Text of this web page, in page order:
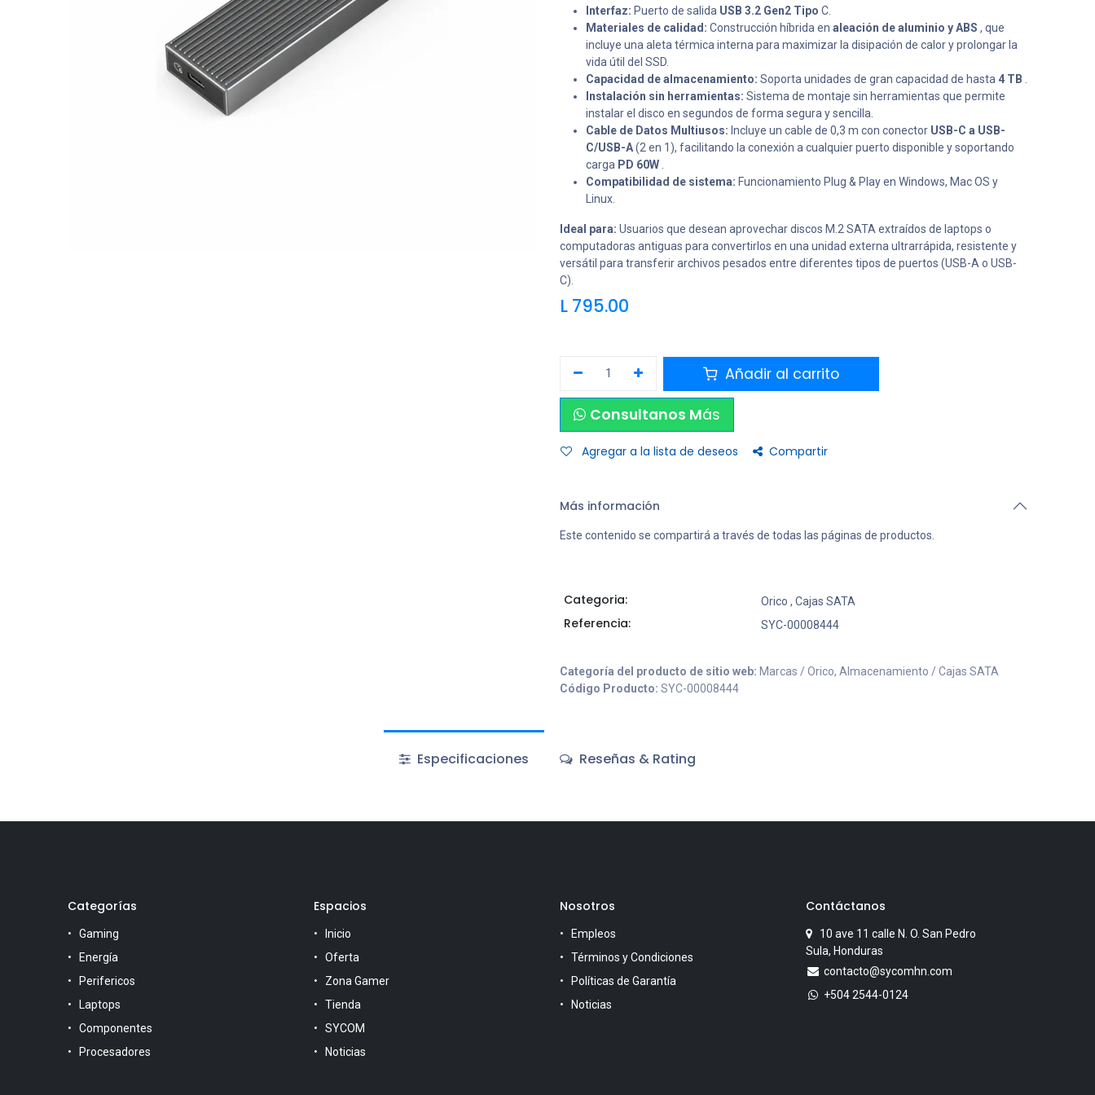
Interfaz: Puerto de salida USB 3.2 Gen2 Tipo C.
Materiales de calidad: Construcción híbrida en aleación de aluminio y ABS , que
incluye una aleta térmica interna para maximizar la disipación de calor y prolongar la
vida útil del SSD.
Capacidad de almacenamiento: Soporta unidades de gran capacidad de hasta 4 TB
Instalación sin herramientas: Sistema de montaje sin herramientas que permite
instalar el disco en segundos de forma segura y sencilla.
Cable de Datos Multiusos: Incluye un cable de 0,3 m con conector USB-C a USB-
C/USB-A(2 en 1), facilitando la conexión a cualquier puerto disponible y soportando
carga PD 60W
Compatibilidad de sistema: Funcionamiento Plug & Play en Windows, Mac OS y
Linux.
Ideal para: Usuarios que desean aprovechar discos M.2 SATA extraídos de laptops o
computadoras antiguas para convertirlos en una unidad externa ultrarrápida, resistente y
versátil para transferir archivos pesados ​​entre diferentes tipos de puertos (USB-A o USB-
C).
L 795.00
Añadir al carrito
Consultanos Más
Agregar a la lista de deseos Compartir
Más información
Este contenido se compartirá a través de todas las páginas de productos.
Categoria: Orico , Cajas SATA
Referencia: SYC-00008444
Categoría del producto de sitio web: Marcas / Orico, Almacenamiento / Cajas SATA
Código Producto: SYC-00008444
Especificaciones Reseñas & Rating
Categorías
Gaming
Energía
Perifericos
Laptops
Componentes
Procesadores
Espacios
Inicio
Oferta
Zona Gamer
Tienda
SYCOM
Noticias
Nosotros
Empleos
Términos y Condiciones
Políticas de Garantía
Noticias
Contáctanos
10 ave 11 calle N. O. San Pedro
Sula, Honduras
contacto@sycomhn.com
+504 2544-0124